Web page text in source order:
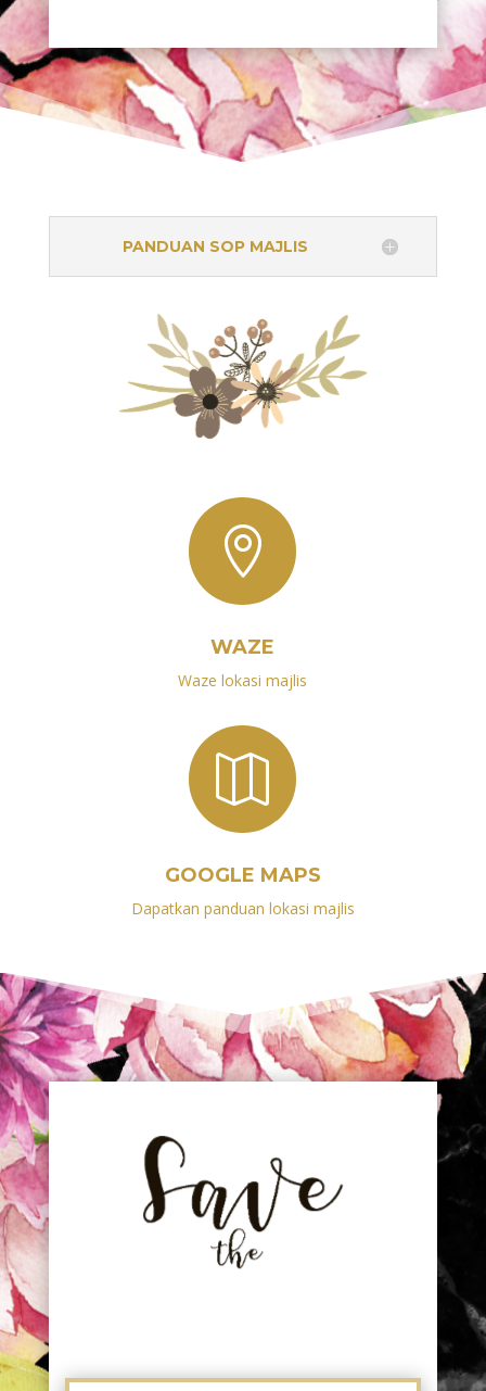
PANDUAN SOP MAJLIS

WAZE
Waze lokasi majlis

GOOGLE MAPS
Dapatkan panduan lokasi majlis